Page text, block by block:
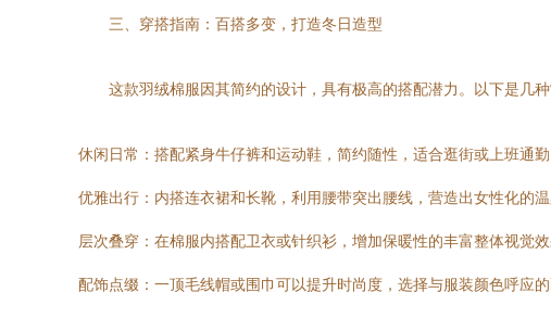
三、穿搭指南：百搭多变，打造冬日造型
这款羽绒棉服因其简约的设计，具有极高的搭配潜力。以下是几种
休闲日常：搭配紧身牛仔裤和运动鞋，简约随性，适合逛街或上班通勤
优雅出行：内搭连衣裙和长靴，利用腰带突出腰线，营造出女性化的温
层次叠穿：在棉服内搭配卫衣或针织衫，增加保暖性的丰富整体视觉效
配饰点缀：一顶毛线帽或围巾可以提升时尚度，选择与服装颜色呼应的